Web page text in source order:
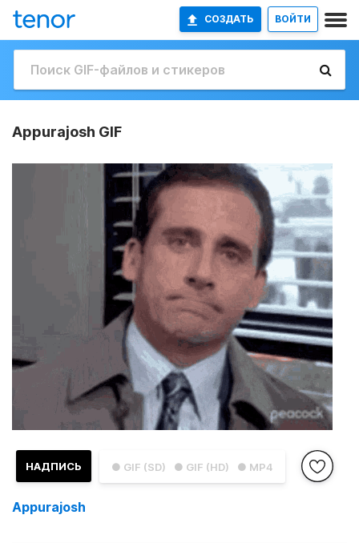
СОЗДАТЬ ВОЙТИ
Appurajosh GIF
● GIF (SD) ● GIF (HD) ● MP4
НАДПИСЬ
Appurajosh